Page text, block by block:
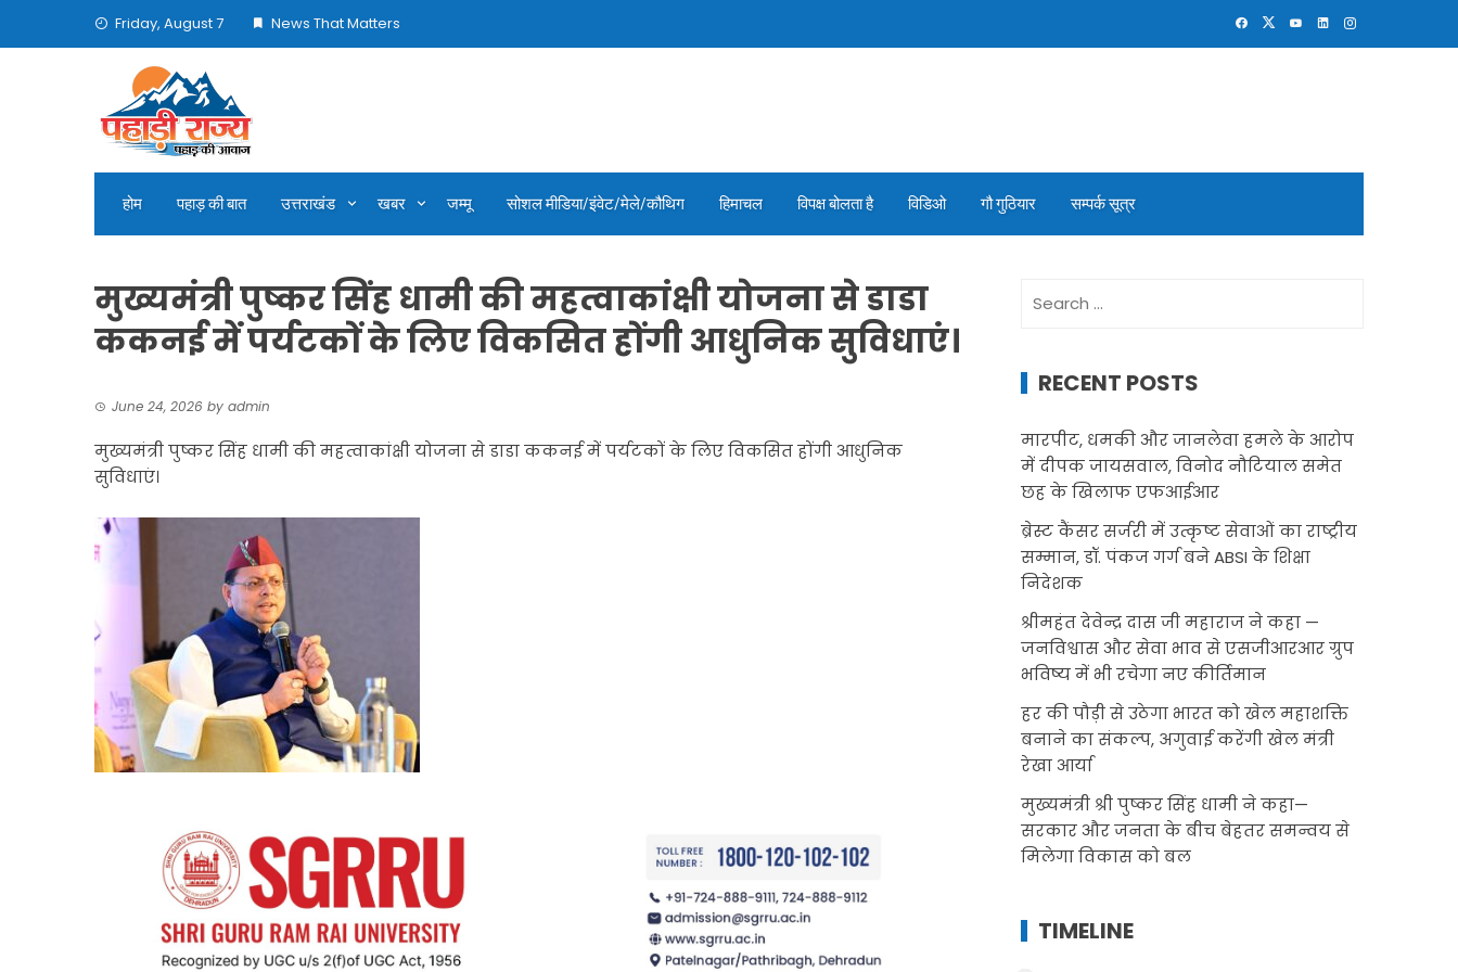
Friday, August 7 News That Matters
होम पहाड़ की बात उत्तराखंड खबर जम्मू सोशल मीडिया/इंवेट/मेले/कौथिग हिमाचल विपक्ष बोलता है विडिओ गौ गुठियार सम्पर्क सूत्र
मुख्यमंत्री पुष्कर सिंह धामी की महत्वाकांक्षी योजना से डाडा
ककनई में पर्यटकों के लिए विकसित होंगी आधुनिक सुविधाएं।
June 24, 2026 by admin
मुख्यमंत्री पुष्कर सिंह धामी की महत्वाकांक्षी योजना से डाडा ककनई में पर्यटकों के लिए विकसित होंगी आधुनिक
सुविधाएं।
for:
RECENT POSTS
मारपीट, धमकी और जानलेवा हमले के आरोप
में दीपक जायसवाल, विनोद नौटियाल समेत
छह के खिलाफ एफआईआर
ब्रेस्ट कैंसर सर्जरी में उत्कृष्ट सेवाओं का राष्ट्रीय
सम्मान, डॉ. पंकज गर्ग बने ABSI के शिक्षा
निदेशक
श्रीमहंत देवेन्द्र दास जी महाराज ने कहा —
जनविश्वास और सेवा भाव से एसजीआरआर ग्रुप
भविष्य में भी रचेगा नए कीर्तिमान
हर की पौड़ी से उठेगा भारत को खेल महाशक्ति
बनाने का संकल्प, अगुवाई करेंगी खेल मंत्री
रेखा आर्या
मुख्यमंत्री श्री पुष्कर सिंह धामी ने कहा—
सरकार और जनता के बीच बेहतर समन्वय से
मिलेगा विकास को बल
TIMELINE